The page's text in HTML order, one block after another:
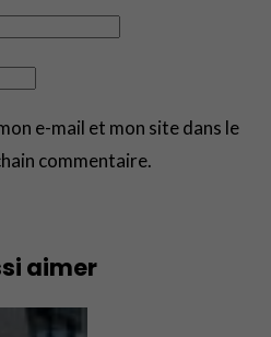
e-mail et mon site dans le
commentaire.
aimer